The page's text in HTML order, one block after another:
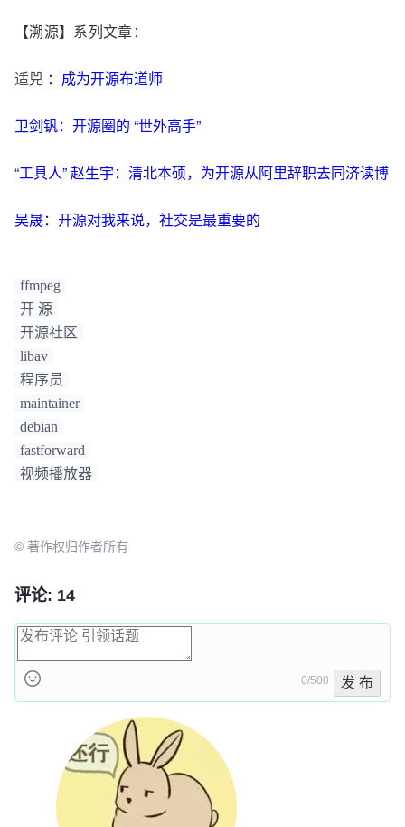
【溯源】系列文章：
适兕 ：成为开源布道师
卫剑钒：开源圈的 “世外高手”
“工具人” 赵生宇：清北本硕，为开源从阿里辞职去同济读博
吴晟：开源对我来说，社交是最重要的
ffmpeg
开 源
开源社区
libav
程序员
maintainer
debian
fastforward
视频播放器
© 著作权归作者所有
评论: 14
0/500 发 布